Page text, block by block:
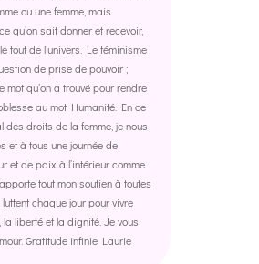
ou une femme, mais
qu’on sait donner et recevoir,
tout de l’univers. Le féminisme
de prise de pouvoir ;
mot qu’on a trouvé pour rendre
au mot Humanité. En ce
des droits de la femme, je nous
et à tous une journée de
et de paix à l’intérieur comme
tout mon soutien à toutes
chaque jour pour vivre
liberté et la dignité. Je vous
Gratitude infinie Laurie